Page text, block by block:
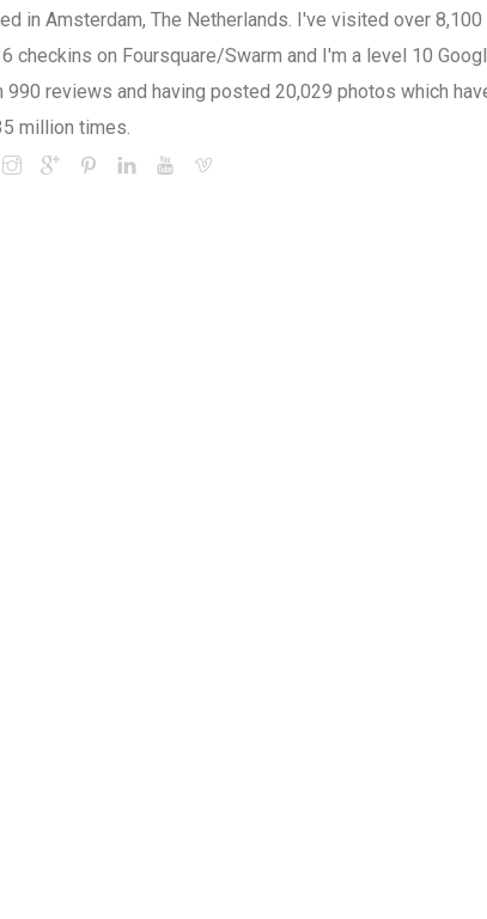
in Amsterdam, The Netherlands. I've visited over
checkins on Foursquare/Swarm and I'm a level 10
990 reviews and having posted 20,029 photos which
million times.